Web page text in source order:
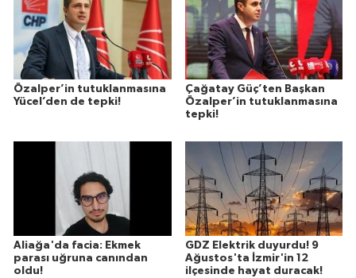
Özalper’in tutuklanmasına
Yücel’den de tepki!
Çağatay Güç’ten Başkan
Özalper’in tutuklanmasına
tepki!
Aliağa'da facia: Ekmek
parası uğruna canından
oldu!
GDZ Elektrik duyurdu! 9
Ağustos'ta İzmir'in 12
ilçesinde hayat duracak!